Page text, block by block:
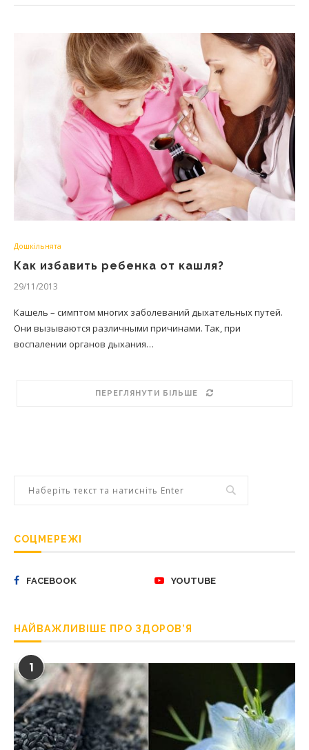
Дошкільнята
Как избавить ребенка от кашля?
29/11/2013
Кашель – симптом многих заболеваний дыхательных путей.
Они вызываются различными причинами. Так, при
воспалении органов дыхания…
ПЕРЕГЛЯНУТИ БІЛЬШЕ
СОЦМЕРЕЖІ
FACEBOOK YOUTUBE
НАЙВАЖЛИВІШЕ ПРО ЗДОРОВ’Я
1